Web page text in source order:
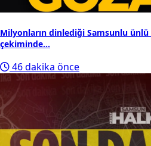
Milyonların dinlediği Samsunlu ünlü
çekiminde...
46 dakika önce